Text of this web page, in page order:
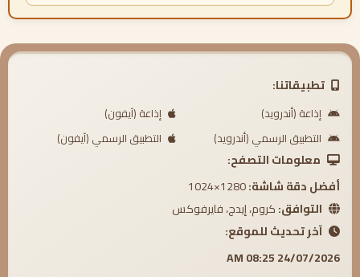
تطبيقاتنا:
إذاعة (أندرويد)
إذاعة (آيفون)
التطبيق الرسمي (أندرويد)
التطبيق الرسمي (آيفون)
معلومات التصفح:
أفضل دقة شاشة:
التوافق:كروم، إيدج، فايرفوكس
آخر تحديث للموقع:
24/07/2026 08:25 AM